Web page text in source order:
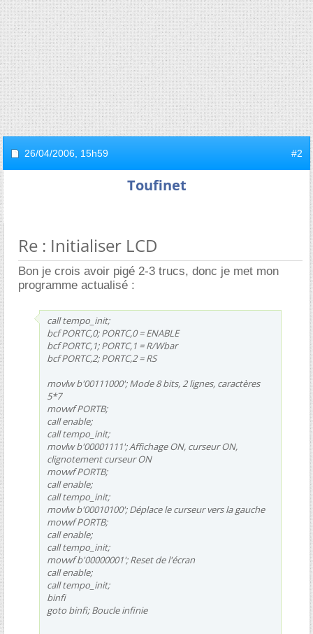
26/04/2006, 15h59 #2
Toufinet
Re : Initialiser LCD
Bon je crois avoir pigé 2-3 trucs, donc je met mon
programme actualisé :
call tempo_init;
bcf PORTC,0; PORTC,0 = ENABLE
bcf PORTC,1; PORTC,1 = R/Wbar
bcf PORTC,2; PORTC,2 = RS
movlw b'00111000'; Mode 8 bits, 2 lignes, caractères
5*7
movwf PORTB;
call enable;
call tempo_init;
movlw b'00001111'; Affichage ON, curseur ON,
clignotement curseur ON
movwf PORTB;
call enable;
call tempo_init;
movlw b'00010100'; Déplace le curseur vers la gauche
movwf PORTB;
call enable;
call tempo_init;
movwf b'00000001'; Reset de l'écran
call enable;
call tempo_init;
binfi
goto binfi; Boucle infinie